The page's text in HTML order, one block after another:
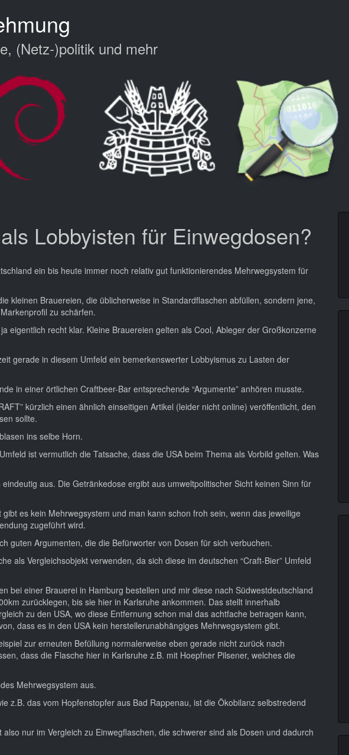
(Netz-)politik und mehr
Lobbyisten für Einwegdosen?
ein bis heute immer noch relativ gut funktionierendes Mehrwegsystem für
kleinen Brauereien, die üblicherweise in Standardflaschen abfüllen, sondern jene,
zu schärfen.
eigentlich recht klar. Kleine Brauereien gelten als Cool, Ableger der Großkonzerne
gerade in diesem Umfeld ein bemerkenswerter Lobbyismus zu Lasten der
in einer örtlichen Craftbeer-Bar entsprechende “Argumente” anhören musste.
kürzlich einen ähnlich einseitigen Artikel (leider nicht online) veröffentlicht, den
sollte.
blasen ins selbe Horn.
ist vermutlich die Tatsache, dass die USA beim Thema als Vorbild gelten. Was
aus. Die Getränkedose ergibt aus umweltpolitischer Sicht keinen Sinn für
es kein Mehrwegsystem und man kann schon froh sein, wenn das jeweilige
zugeführt wird.
guten Argumenten, die die Befürworter von Dosen für sich verbuchen.
als Vergleichsobjekt verwenden, da sich diese im deutschen “Craft-Bier” Umfeld
bei einer Brauerei in Hamburg bestellen und mir diese nach Südwestdeutschland
zurücklegen, bis sie hier in Karlsruhe ankommen. Das stellt innerhalb
zu den USA, wo diese Entfernung schon mal das achtfache betragen kann,
dass es in den USA kein herstellerunabhängiges Mehrwegsystem gibt.
zur erneuten Befüllung normalerweise eben gerade nicht zurück nach
dass die Flasche hier in Karlsruhe z.B. mit Hoepfner Pilsener, welches die
Mehrwegsystem aus.
z.B. das vom Hopfenstopfer aus Bad Rappenau, ist die Ökobilanz selbstredend
nur im Vergleich zu Einwegflaschen, die schwerer sind als Dosen und dadurch